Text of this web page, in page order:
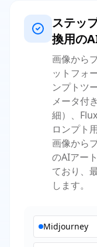
ステッ
換用の
画像から
ットフォ
ンプトツ
メータ付
細）、
ロンプト
画像から
のAIアー
ており、
します。
Midjourney